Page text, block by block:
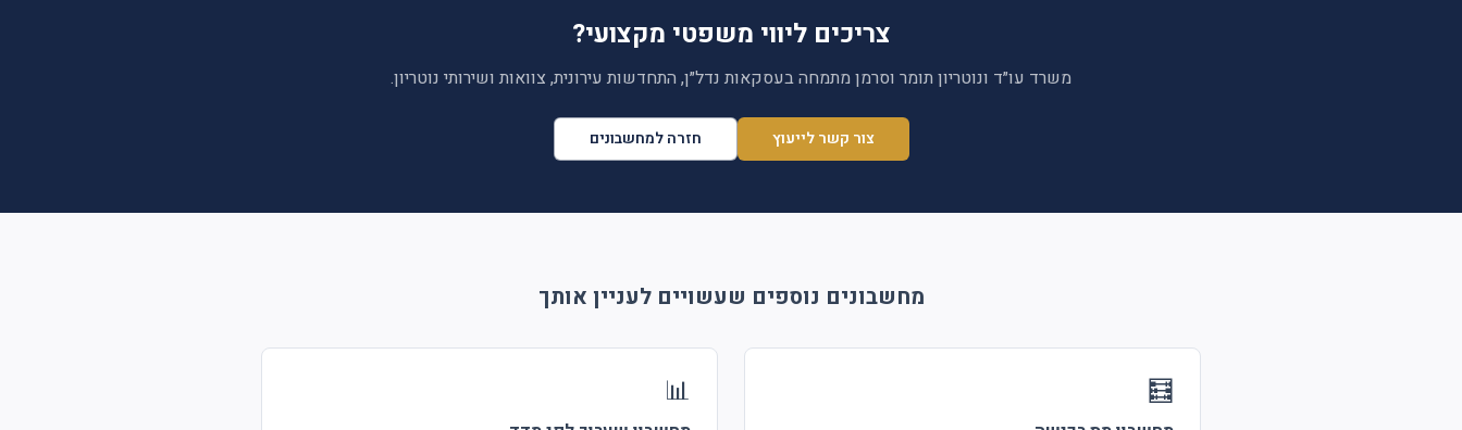
צריכים ליווי משפטי מקצועי?
משרד עו״ד ונוטריון תומר וסרמן מתמחה בעסקאות נדל״ן, התחדשות עירונית, צוואות ושירותי נוטריון.
צור קשר לייעוץ חזרה למחשבונים
מחשבונים נוספים שעשויים לעניין אותך
🧮
📊